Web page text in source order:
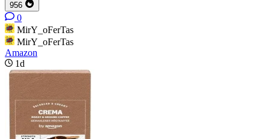
956
0
MirY_oFerTas
MirY_oFerTas
Amazon
1d